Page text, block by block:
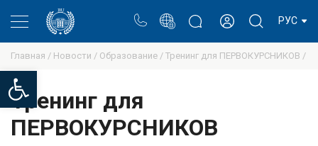
Open toolbar
РУС
Главная / Новости / Образование / Тренинг для ПЕРВОКУРСНИКОВ /
Тренинг для
ПЕРВОКУРСНИКОВ